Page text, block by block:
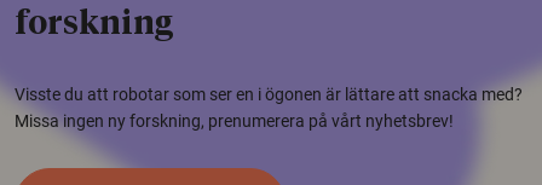
forskning
Visste du att robotar som ser en i ögonen är lättare att snacka med?
Missa ingen ny forskning, prenumerera på vårt nyhetsbrev!